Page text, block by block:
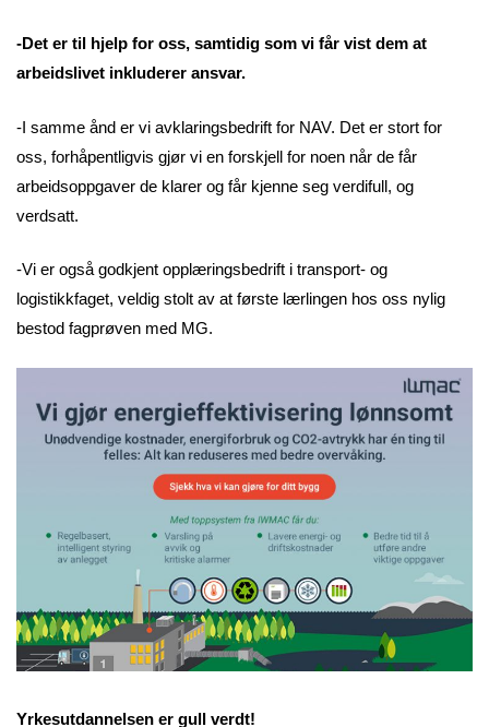
-Det er til hjelp for oss, samtidig som vi får vist dem at
arbeidslivet inkluderer ansvar.
-I samme ånd er vi avklaringsbedrift for NAV. Det er stort for
oss, forhåpentligvis gjør vi en forskjell for noen når de får
arbeidsoppgaver de klarer og får kjenne seg verdifull, og
verdsatt.
-Vi er også godkjent opplæringsbedrift i transport- og
logistikkfaget, veldig stolt av at første lærlingen hos oss nylig
bestod fagprøven med MG.
Yrkesutdannelsen er gull verdt!